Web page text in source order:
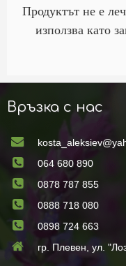
Продуктът не е
използва като
Връзка с нас
064 680 890
0878 787 855
0888 718 080
0898 724 663
гр. Плевен, ул.